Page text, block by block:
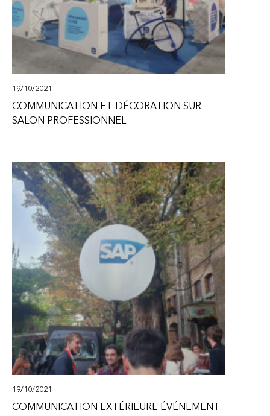
19/10/2021
COMMUNICATION ET DÉCORATION SUR
SALON PROFESSIONNEL
19/10/2021
COMMUNICATION EXTÉRIEURE ÉVÉNEMENT